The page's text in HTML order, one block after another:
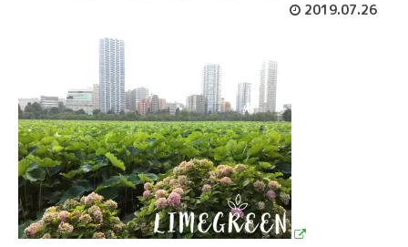
2019.07.26